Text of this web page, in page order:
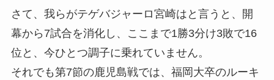
さて、我らがテゲバジャーロ宮崎はと言うと、開
幕から7試合を消化し、ここまで1勝3分け3敗で16
位と、今ひとつ調子に乗れていません。
それでも第7節の鹿児島戦では、福岡大卒のルーキ